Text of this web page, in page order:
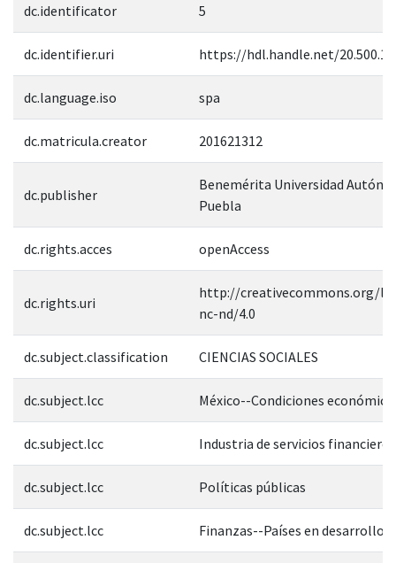
dc.identificator 5
dc.identifier.uri https://hdl.handle.net/
dc.language.iso spa
dc.matricula.creator 201621312
dc.publisher
Benemérita Universidad
Puebla
dc.rights.acces openAccess
dc.rights.uri
http://creativecommons.org/
nc-nd/4.0
dc.subject.classification CIENCIAS SOCIALES
dc.subject.lcc México--Condiciones
dc.subject.lcc Industria de servicios financieros
dc.subject.lcc Políticas públicas
dc.subject.lcc Finanzas--Países en desarrollo